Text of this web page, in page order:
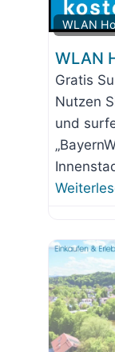
WLAN
WLAN
Gratis
Nutzen
und